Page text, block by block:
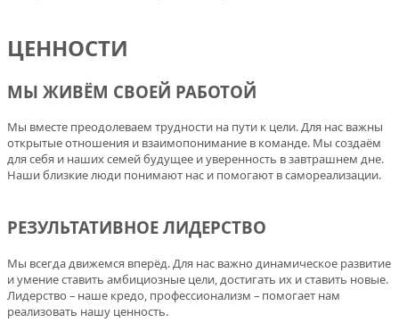
ЦЕННОСТИ
МЫ ЖИВЁМ СВОЕЙ РАБОТОЙ
Мы вместе преодолеваем трудности на пути к цели. Для нас важны
открытые отношения и взаимопонимание в команде. Мы создаём
для себя и наших семей будущее и уверенность в завтрашнем дне.
Наши близкие люди понимают нас и помогают в самореализации.
РЕЗУЛЬТАТИВНОЕ ЛИДЕРСТВО
Мы всегда движемся вперёд. Для нас важно динамическое развитие
и умение ставить амбициозные цели, достигать их и ставить новые.
Лидерство – наше кредо, профессионализм – помогает нам
реализовать нашу ценность.